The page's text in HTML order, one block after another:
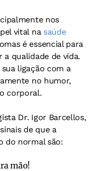
nos
vital na saúde
é essencial para
qualidade de vida.
ligação com a
no humor,
corporal.
Dr. Igor Barcellos,
de que a
do normal são:
mão!